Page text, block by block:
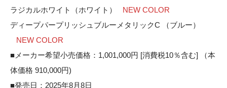
ラジカルホワイト（ホワイト）
NEW COLOR
ディープパープリッシュブルーメタリックC （ブルー）
NEW COLOR
■メーカー希望小売価格：1,001,000円 [消費税10％含む] （本
体価格 910,000円)
■発売日：2025年8月8日